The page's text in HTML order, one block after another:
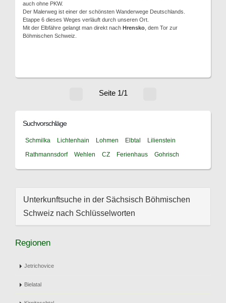
auch ohne PKW.
Der Malerweg ist einer der schönsten Wanderwege Deutschlands.
Etappe 6 dieses Weges verläuft durch unseren Ort.
Mit der Elbfähre gelangt man direkt nach Hrensko , dem Tor zur
Böhmischen Schweiz.
Seite 1/1
Suchvorschläge
Schmilka Lichtenhain Lohmen Elbtal
Lilienstein
Rathmannsdorf
Wehlen CZ Ferienhaus Gohrisch
Unterkunftsuche in der Sächsisch Böhmischen
Schweiz nach Schlüsselworten
Regionen
Jetrichovice
Bielatal